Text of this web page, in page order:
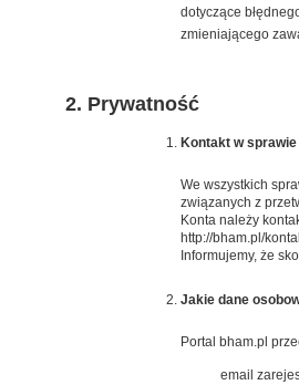
dotyczące
zmieniającego
Prywatność
Kontakt w
We wszystkich
związanych z
Konta należy
http://bham.pl/
Informujemy, że
Jakie dane
Portal bham.pl
email